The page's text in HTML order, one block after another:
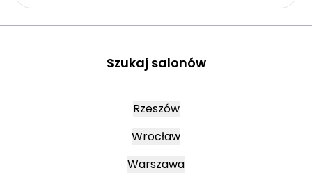
Szukaj salonów
Rzeszów
Wrocław
Warszawa